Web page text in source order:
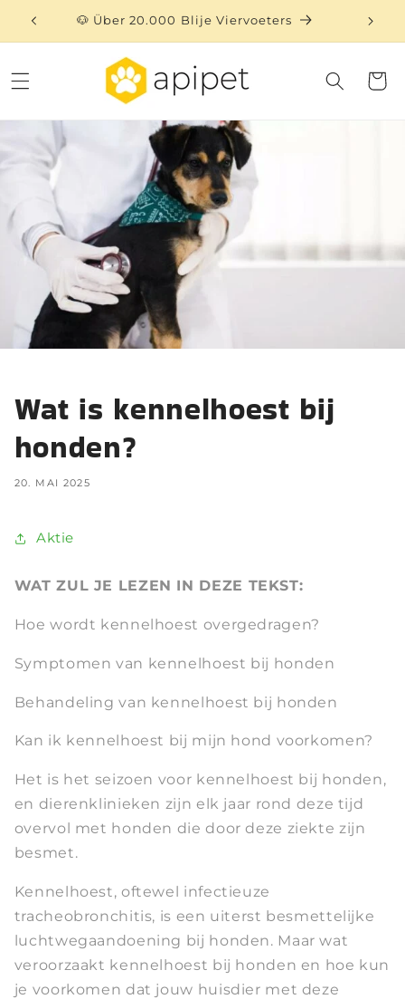
zum
Inhalt
🐶 Über 20.000 Blije Viervoeters
Wat is kennelhoest bij
honden?
20. MAI 2025
Aktie
WAT ZUL JE LEZEN IN DEZE TEKST:
Hoe wordt kennelhoest overgedragen?
Symptomen van kennelhoest bij honden
Behandeling van kennelhoest bij honden
Kan ik kennelhoest bij mijn hond voorkomen?
Het is het seizoen voor kennelhoest bij honden,
en dierenklinieken zijn elk jaar rond deze tijd
overvol met honden die door deze ziekte zijn
besmet.
Kennelhoest, oftewel infectieuze
tracheobronchitis, is een uiterst besmettelijke
luchtwegaandoening bij honden. Maar wat
veroorzaakt kennelhoest bij honden en hoe kun
je voorkomen dat jouw huisdier met deze